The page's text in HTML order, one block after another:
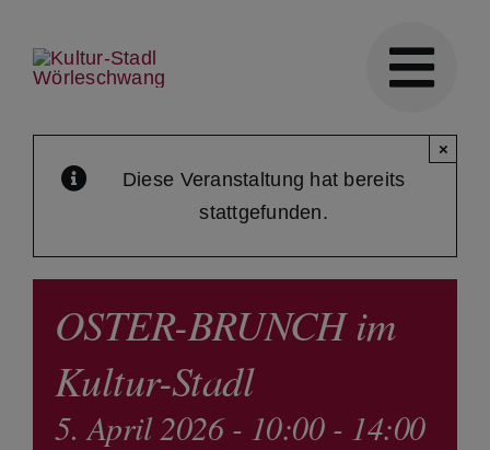
content
Diese Veranstaltung hat bereits
stattgefunden.
×
OSTER-BRUNCH im
Kultur-Stadl
5. April 2026 - 10:00- 14:00